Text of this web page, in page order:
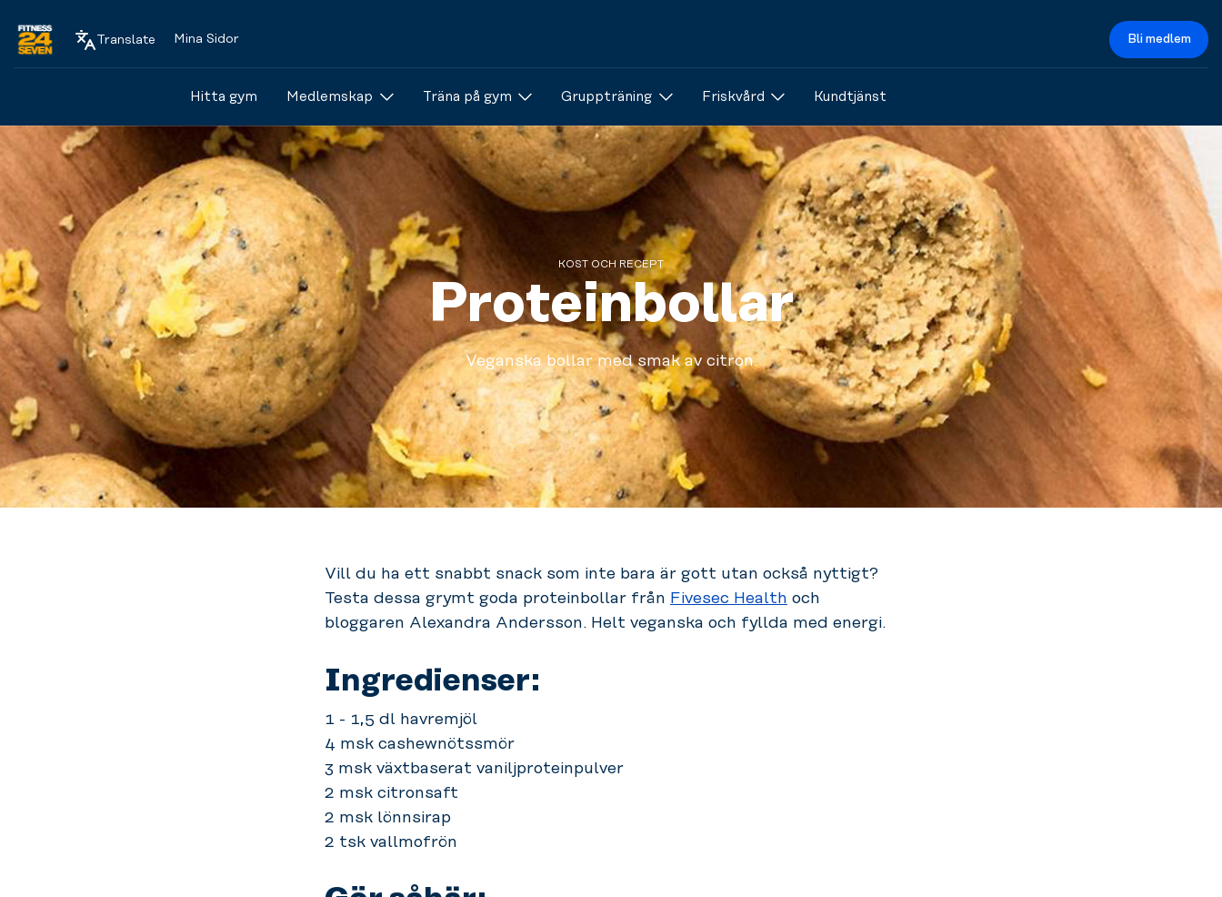
Logo
Bli medlem
Translate Mina Sidor
Hitta gym Medlemskap Träna på gym Gruppträning Friskvård Kundtjänst
KOST OCH RECEPT
Proteinbollar
Veganska bollar med smak av citron.
Vill du ha ett snabbt snack som inte bara är gott utan också nyttigt?
Testa dessa grymt goda proteinbollar från Fivesec Health och
bloggaren Alexandra Andersson. Helt veganska och fyllda med energi.
Ingredienser:
1 - 1,5 dl havremjöl
4 msk cashewnötssmör
3 msk växtbaserat vaniljproteinpulver
2 msk citronsaft
2 msk lönnsirap
2 tsk vallmofrön